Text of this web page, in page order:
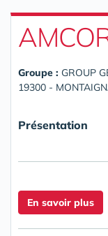
Groupe : GROUP
19300 -
Présentation
En savoir plus